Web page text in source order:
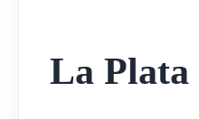
La Plata